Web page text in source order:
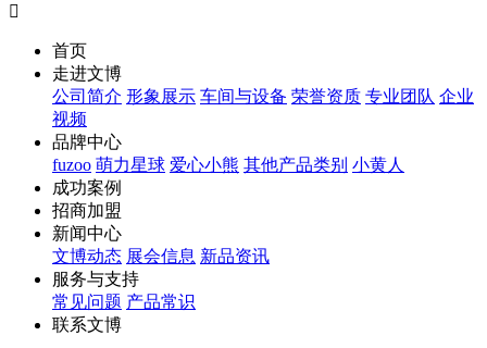

首页
走进文博
公司简介 形象展示 车间与设备 荣誉资质 专业团队 企业
视频
品牌中心
fuzoo 萌力星球 爱心小熊 其他产品类别 小黄人
成功案例
招商加盟
新闻中心
文博动态 展会信息 新品资讯
服务与支持
常见问题 产品常识
联系文博